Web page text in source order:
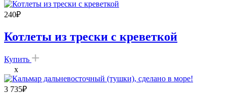
240₽
Котлеты из трески с креветкой
Купить
x
3 735₽